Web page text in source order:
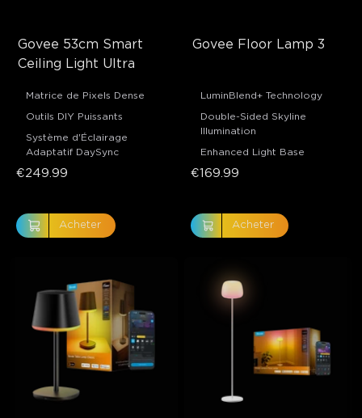
Govee 53cm Smart
Ceiling Light Ultra
Matrice de Pixels Dense
Outils DIY Puissants
Système d'Éclairage
Adaptatif DaySync
€249.99
Acheter
Govee Floor Lamp 3
LuminBlend+ Technology
Double-Sided Skyline
Illumination
Enhanced Light Base
€169.99
Acheter